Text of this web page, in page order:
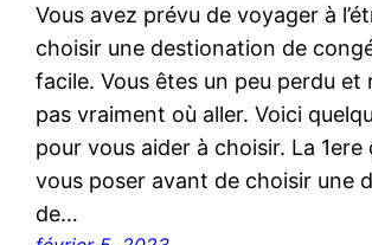
Vous avez prévu de voyager à
choisir une destionation de
facile. Vous êtes un peu perdu et
pas vraiment où aller. Voici
pour vous aider à choisir. La 1ere
vous poser avant de choisir une
de…